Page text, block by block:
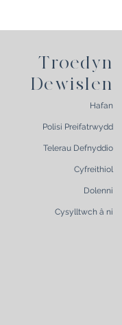
Troedyn
Dewislen
Hafan
Polisi Preifatrwydd
Telerau Defnyddio
Cyfreithiol
Dolenni
Cysylltwch â ni